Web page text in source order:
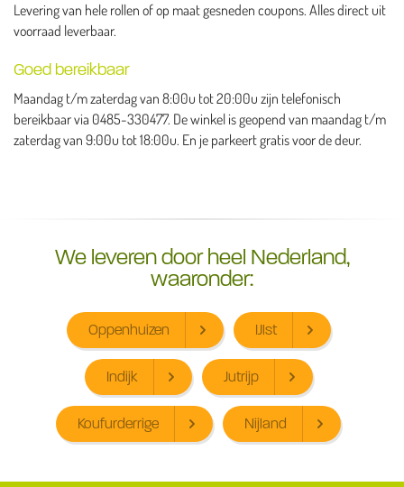
Levering van hele rollen of op maat gesneden coupons. Alles direct uit
voorraad leverbaar.
Goed bereikbaar
Maandag t/m zaterdag van 8:00u tot 20:00u zijn telefonisch
bereikbaar via 0485-330477. De winkel is geopend van maandag t/m
zaterdag van 9:00u tot 18:00u. En je parkeert gratis voor de deur.
We leveren door heel Nederland,
waaronder:
Oppenhuizen IJlst
Indijk Jutrijp
Koufurderrige Nijland